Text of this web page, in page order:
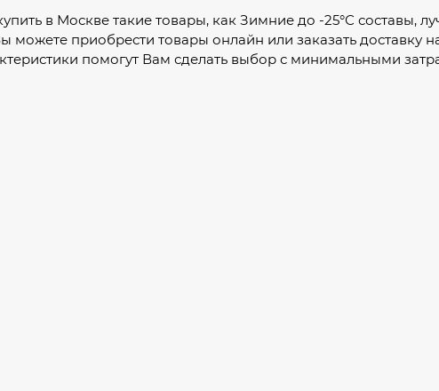
в Москве такие товары, как Зимние до -25°С составы,
можете приобрести товары онлайн или заказать доставку
помогут Вам сделать выбор с минимальными